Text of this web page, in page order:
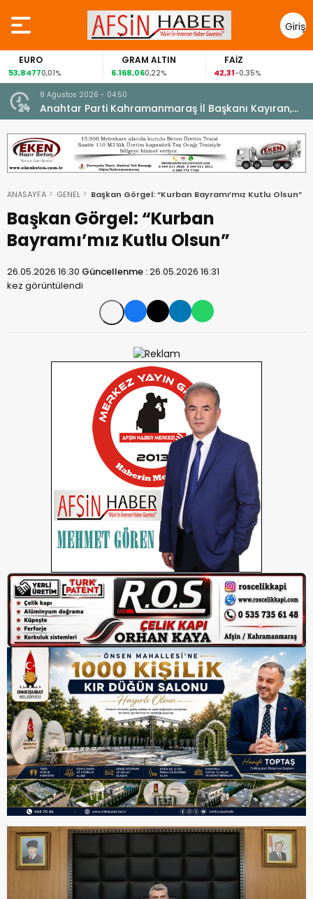
Giriş
Yap
EURO
53,84770,01%
GRAM ALTIN
6.168,060,22%
FAİZ
42,31-0,35%
8 Ağustos 2026 - 04:50
Anahtar Parti Kahramanmaraş İl Başkanı Kayıran,
Afşin Teşkilatı ile buluştu.
ANASAYFA GENEL Başkan Görgel: “Kurban Bayramı’mız Kutlu Olsun”
Başkan Görgel: “Kurban
Bayramı’mız Kutlu Olsun”
26.05.2026 16:30 Güncellenme :26.05.2026 16:31
kez görüntülendi